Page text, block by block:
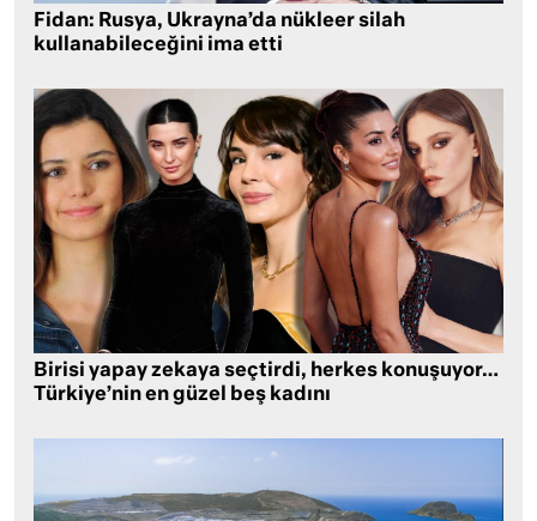
Fidan: Rusya, Ukrayna’da nükleer silah
kullanabileceğini ima etti
Birisi yapay zekaya seçtirdi, herkes konuşuyor…
Türkiye’nin en güzel beş kadını